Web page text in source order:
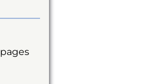
pages